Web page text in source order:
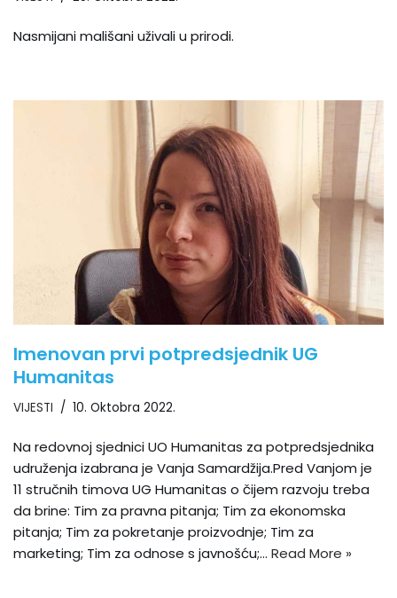
Nasmijani mališani uživali u prirodi.
Imenovan prvi potpredsjednik UG
Humanitas
VIJESTI 10. Oktobra 2022.
Na redovnoj sjednici UO Humanitas za potpredsjednika
udruženja izabrana je Vanja Samardžija.Pred Vanjom je
11 stručnih timova UG Humanitas o čijem razvoju treba
da brine: Tim za pravna pitanja; Tim za ekonomska
pitanja; Tim za pokretanje proizvodnje; Tim za
marketing; Tim za odnose s javnošću;… Read More »